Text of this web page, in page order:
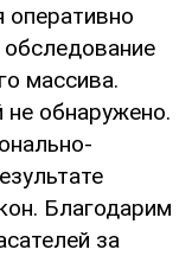
оперативно
массива.
обнаружено.
Благодарим
за